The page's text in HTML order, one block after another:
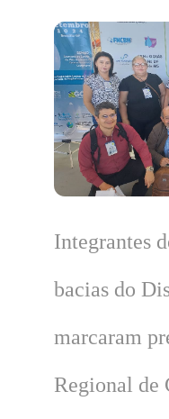
Integrantes
bacias do
marcaram
Regional de